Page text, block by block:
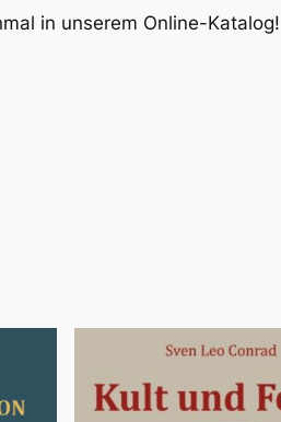
in unserem Online-Katalog!